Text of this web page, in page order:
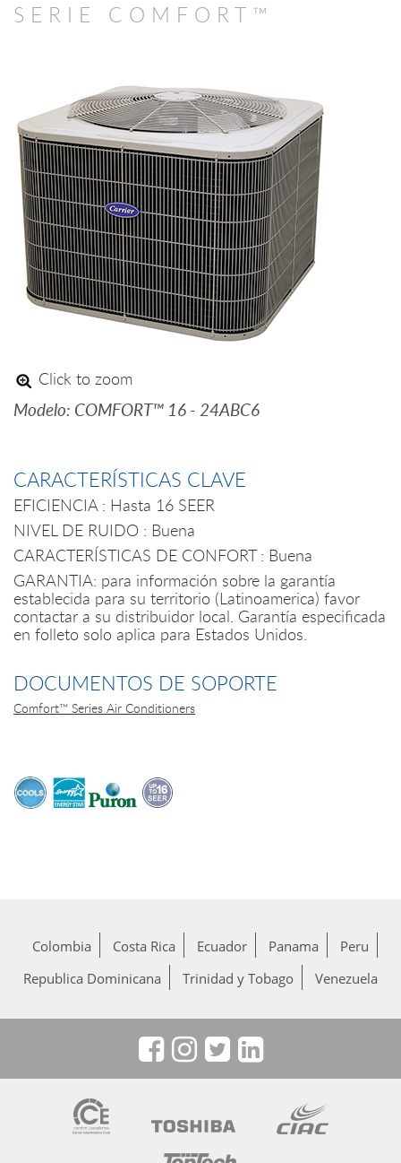
SERIE COMFORT™
Click to zoom
Modelo: COMFORT™ 16 - 24ABC6
CARACTERÍSTICAS CLAVE
EFICIENCIA : Hasta 16 SEER
NIVEL DE RUIDO : Buena
CARACTERÍSTICAS DE CONFORT : Buena
GARANTIA: para información sobre la garantía
establecida para su territorio (Latinoamerica) favor
contactar a su distribuidor local. Garantía especificada
en folleto solo aplica para Estados Unidos.
DOCUMENTOS DE SOPORTE
Comfort™ Series Air Conditioners
Colombia Costa Rica Ecuador Panama
Peru
Republica Dominicana
Trinidad y Tobago Venezuela